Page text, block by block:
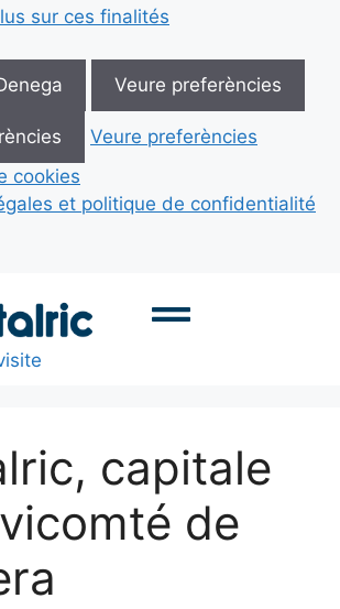
sur ces finalités
Veure preferències
Veure preferències
cookies
et politique de confidentialité
capitale
de